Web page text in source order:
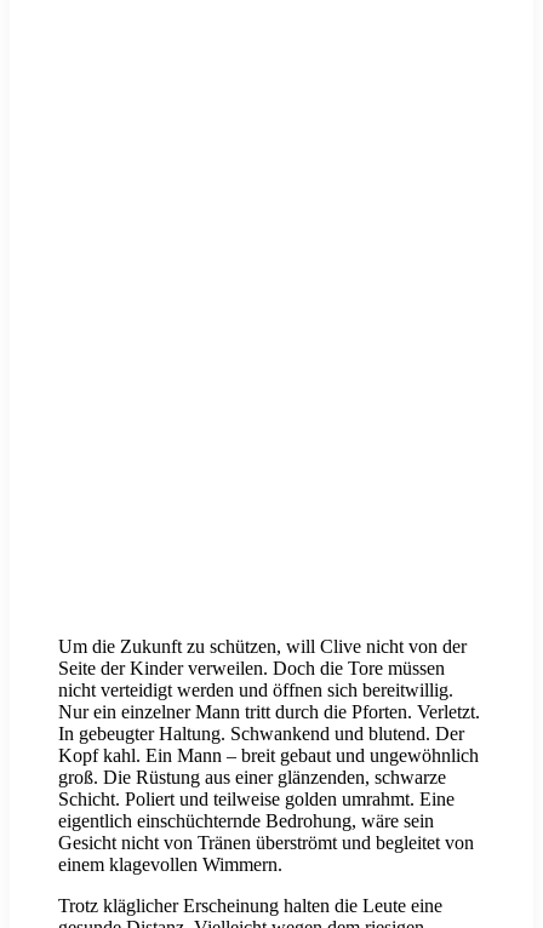
Um die Zukunft zu schützen, will Clive nicht von der
Seite der Kinder verweilen. Doch die Tore müssen
nicht verteidigt werden und öffnen sich bereitwillig.
Nur ein einzelner Mann tritt durch die Pforten. Verletzt.
In gebeugter Haltung. Schwankend und blutend. Der
Kopf kahl. Ein Mann – breit gebaut und ungewöhnlich
groß. Die Rüstung aus einer glänzenden, schwarze
Schicht. Poliert und teilweise golden umrahmt. Eine
eigentlich einschüchternde Bedrohung, wäre sein
Gesicht nicht von Tränen überströmt und begleitet von
einem klagevollen Wimmern.
Trotz kläglicher Erscheinung halten die Leute eine